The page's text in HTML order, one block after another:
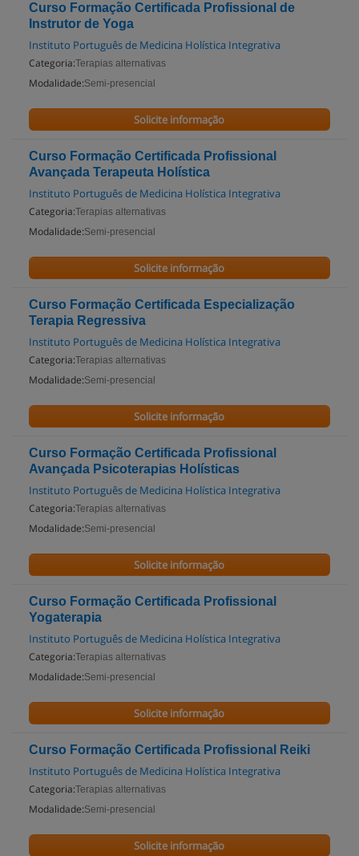
Curso Formação Certificada Profissional de
Instrutor de Yoga
Instituto Português de Medicina Holística Integrativa
Categoria:Terapias alternativas
Modalidade:Semi-presencial
Solicite informação
Curso Formação Certificada Profissional
Avançada Terapeuta Holística
Instituto Português de Medicina Holística Integrativa
Categoria:Terapias alternativas
Modalidade:Semi-presencial
Solicite informação
Curso Formação Certificada Especialização
Terapia Regressiva
Instituto Português de Medicina Holística Integrativa
Categoria:Terapias alternativas
Modalidade:Semi-presencial
Solicite informação
Curso Formação Certificada Profissional
Avançada Psicoterapias Holísticas
Instituto Português de Medicina Holística Integrativa
Categoria:Terapias alternativas
Modalidade:Semi-presencial
Solicite informação
Curso Formação Certificada Profissional
Yogaterapia
Instituto Português de Medicina Holística Integrativa
Categoria:Terapias alternativas
Modalidade:Semi-presencial
Solicite informação
Curso Formação Certificada Profissional Reiki
Instituto Português de Medicina Holística Integrativa
Categoria:Terapias alternativas
Modalidade:Semi-presencial
Solicite informação